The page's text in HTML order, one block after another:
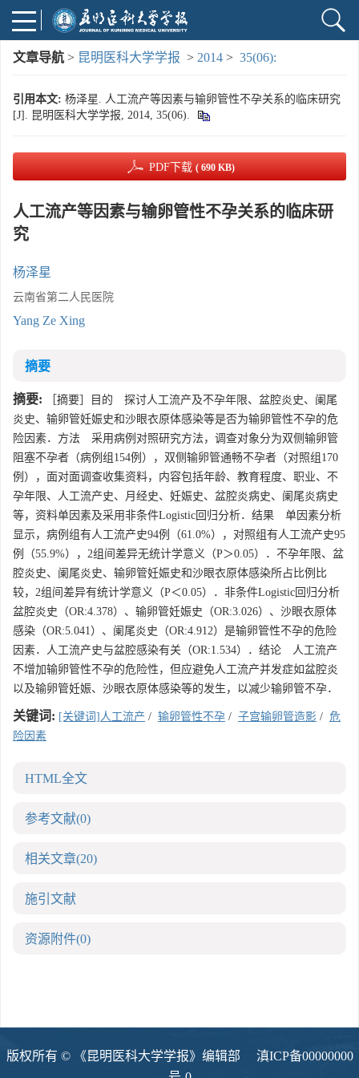
文章导航 > 昆明医科大学学报 > 2014 > 35(06):
引用本文: 杨泽星. 人工流产等因素与输卵管性不孕关系的临床研究
[J]. 昆明医科大学学报, 2014, 35(06).
PDF下载 ( 690 KB)
人工流产等因素与输卵管性不孕关系的临床研
究
杨泽星
云南省第二人民医院
Yang Ze Xing
摘要
摘要: ［摘要］目的 探讨人工流产及不孕年限、盆腔炎史、阑尾
炎史、输卵管妊娠史和沙眼衣原体感染等是否为输卵管性不孕的危
险因素．方法 采用病例对照研究方法，调查对象分为双侧输卵管
阻塞不孕者（病例组154例），双侧输卵管通畅不孕者（对照组170
例），面对面调查收集资料，内容包括年龄、教育程度、职业、不
孕年限、人工流产史、月经史、妊娠史、盆腔炎病史、阑尾炎病史
等，资料单因素及采用非条件Logistic回归分析．结果 单因素分析
显示，病例组有人工流产史94例（61.0%），对照组有人工流产史95
例（55.9%），2组间差异无统计学意义（P＞0.05）．不孕年限、盆
腔炎史、阑尾炎史、输卵管妊娠史和沙眼衣原体感染所占比例比
较，2组间差异有统计学意义（P＜0.05）．非条件Logistic回归分析
盆腔炎史（OR:4.378）、输卵管妊娠史（OR:3.026）、沙眼衣原体
感染（OR:5.041）、阑尾炎史（OR:4.912）是输卵管性不孕的危险
因素．人工流产史与盆腔感染有关（OR:1.534）．结论 人工流产
不增加输卵管性不孕的危险性，但应避免人工流产并发症如盆腔炎
以及输卵管妊娠、沙眼衣原体感染等的发生，以减少输卵管不孕．
关键词: [关键词]人工流产 / 输卵管性不孕 / 子宫输卵管造影 / 危
险因素
HTML全文
参考文献(0)
相关文章(20)
施引文献
资源附件(0)
版权所有 © 《昆明医科大学学报》编辑部 滇ICP备00000000